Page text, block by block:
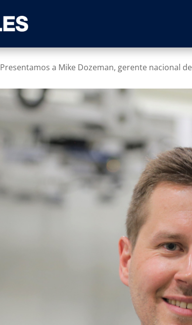
Presentamos a Mike Dozeman, gerente nacional